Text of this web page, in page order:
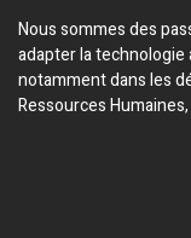
Nous sommes des
adapter la
notamment dans les
Ressources